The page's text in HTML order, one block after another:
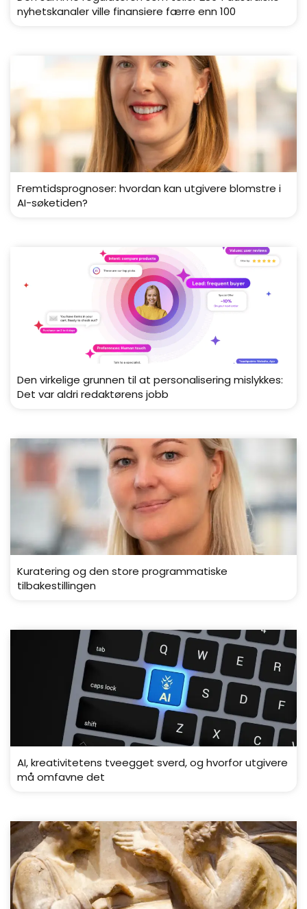
nyhetskanaler ville finansiere færre enn 100
Fremtidsprognoser: hvordan kan utgivere blomstre i
AI-søketiden?
Den virkelige grunnen til at personalisering mislykkes:
Det var aldri redaktørens jobb
Kuratering og den store programmatiske
tilbakestillingen
AI, kreativitetens tveegget sverd, og hvorfor utgivere
må omfavne det